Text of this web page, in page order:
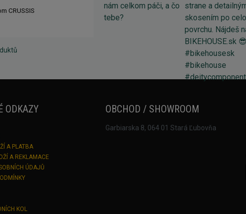
CRUSSIS
ODKAZY
A PLATBA
A REKLAMACE
ÚDAJŮ
KOL
OBCHOD / SHOWROOM
Garbiarska 8, 064 01 Stará Ľubovňa